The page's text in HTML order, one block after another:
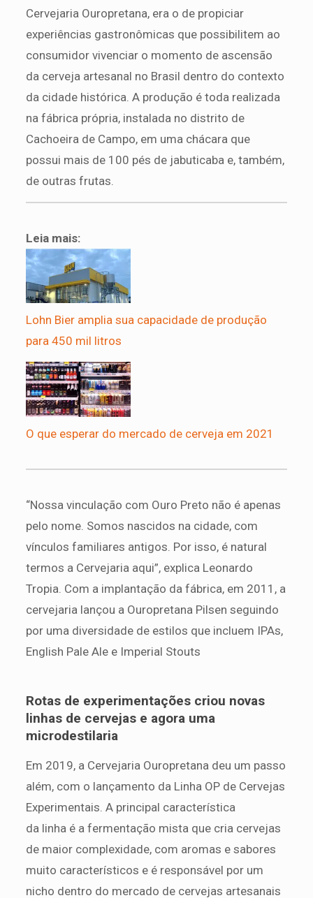
Cervejaria Ouropretana, era o de propiciar
experiências gastronômicas que possibilitem ao
consumidor vivenciar o momento de ascensão
da cerveja artesanal no Brasil dentro do contexto
da cidade histórica. A produção é toda realizada
na fábrica própria, instalada no distrito de
Cachoeira de Campo, em uma chácara que
possui mais de 100 pés de jabuticaba e, também,
de outras frutas.
Leia mais:
Lohn Bier amplia sua capacidade de produção
para 450 mil litros
O que esperar do mercado de cerveja em 2021
“Nossa vinculação com Ouro Preto não é apenas
pelo nome. Somos nascidos na cidade, com
vínculos familiares antigos. Por isso, é natural
termos a Cervejaria aqui”, explica Leonardo
Tropia. Com a implantação da fábrica, em 2011, a
cervejaria lançou a Ouropretana Pilsen seguindo
por uma diversidade de estilos que incluem IPAs,
English Pale Ale e Imperial Stouts
Rotas de experimentações criou novas
linhas de cervejas e agora uma
microdestilaria
Em 2019, a Cervejaria Ouropretana deu um passo
além, com o lançamento da Linha OP de Cervejas
Experimentais. A principal característica
da linha é a fermentação mista que cria cervejas
de maior complexidade, com aromas e sabores
muito característicos e é responsável por um
nicho dentro do mercado de cervejas artesanais